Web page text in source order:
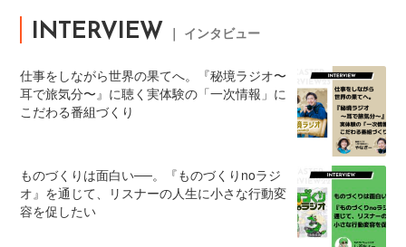
INTERVIEW ｜ インタビュー
仕事をしながら世界の果てへ。『秘境ラジオ〜
耳で旅気分〜』に聴く実体験の「一次情報」に
こだわる番組づくり
ものづくりは面白い──。『ものづくりnoラジ
オ』を通じて、リスナーの人生に小さな行動変
容を促したい